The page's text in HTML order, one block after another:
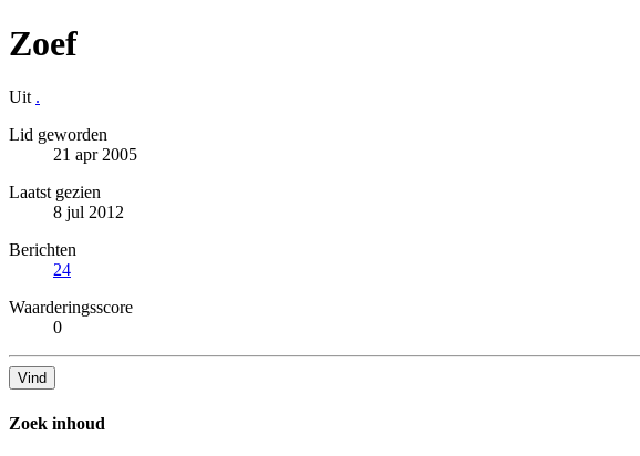
Zoef
Uit .
Lid geworden
21 apr 2005
Laatst gezien
8 jul 2012
Berichten
24
Waarderingsscore
0
Vind
Zoek inhoud